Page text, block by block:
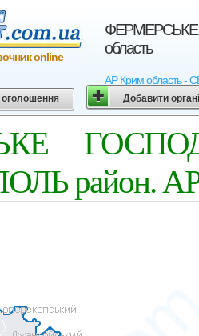
ФЕРМЕРСЬКЕ
область
АР Крим область
online
оголошення Добавити
район. АР